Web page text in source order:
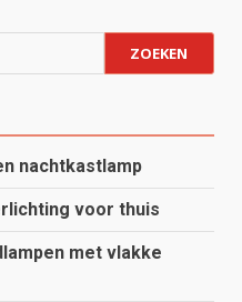
nachtkastlamp
voor thuis
met vlakke